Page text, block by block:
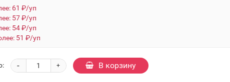
61 ₽/уп
57 ₽/уп
54 ₽/уп
51 ₽/уп
+
- В корзину